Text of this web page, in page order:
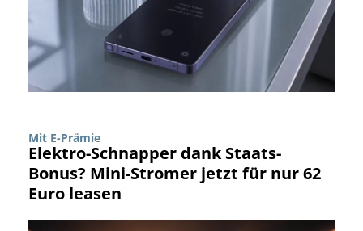
Mit E-Prämie
Elektro-Schnapper dank Staats-
Bonus? Mini-Stromer jetzt für nur 62
Euro leasen